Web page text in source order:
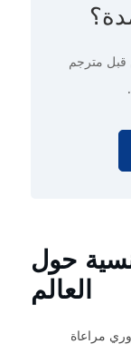
قبل مترجم
حول
العالم
مراعاة